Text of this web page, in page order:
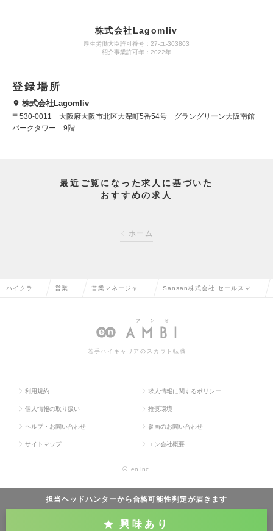
株式会社Lagomliv
厚生労働大臣許可番号：27-ユ-303803
紹介事業許可年：2022年
登録場所
株式会社Lagomliv
〒530-0011 大阪府大阪市北区大深町5番54号 グラングリーン大阪南館
パークタワー 9階
最近ご覧になった求人に基づいた
おすすめの求人
ホーム
担当ヘッドハンターから合格可能性判定が届きます
興味あり
ハイクラス 営業系 営業マネージャ Sansan株式会社 セールスマネ
若手ハイキャリアのスカウト転職
利用規約 求人情報に関するポリシー
個人情報の取り扱い 推奨環境
ヘルプ・お問い合わせ 参画のお問い合わせ
サイトマップ エン会社概要
© en Inc.